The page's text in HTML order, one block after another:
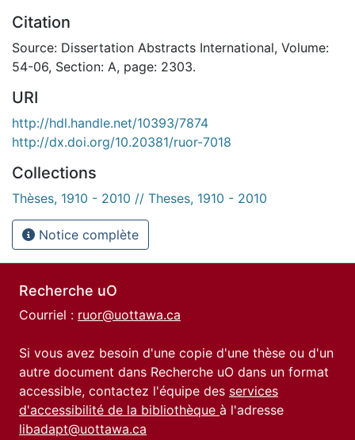
Citation
Source: Dissertation Abstracts International, Volume:
54-06, Section: A, page: 2303.
URI
http://hdl.handle.net/10393/7874
http://dx.doi.org/10.20381/ruor-7018
Collections
Thèses, 1910 - 2010 // Theses, 1910 - 2010
Notice complète
Recherche uO
Courriel : ruor@uottawa.ca
Si vous avez besoin d'une copie d'une thèse ou d'un
autre document dans Recherche uO dans un format
accessible, contactez l'équipe des services
d'accessibilité de la bibliothèque à l'adresse
libadapt@uottawa.ca